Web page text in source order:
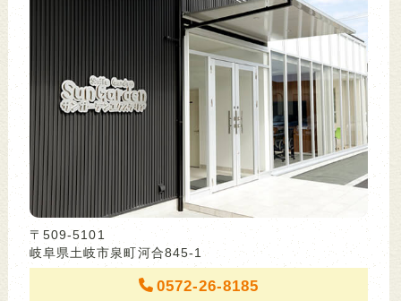
〒509-5101
岐阜県土岐市泉町河合845-1
0572-26-8185